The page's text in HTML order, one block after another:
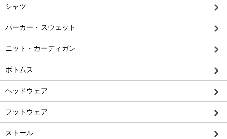
シャツ
パーカー・スウェット
ニット・カーディガン
ボトムス
ヘッドウェア
フットウェア
ストール